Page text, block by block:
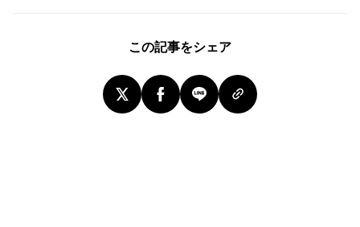
この記事をシェア